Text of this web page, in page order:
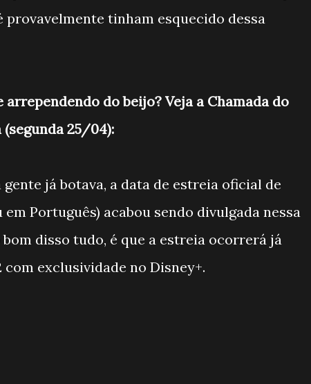
tinham esquecido dessa
arrependendo do beijo? Veja a Chamada do
25/04):
já botava, a data de estreia oficial de
em Português) acabou sendo divulgada nessa
disso tudo, é que a estreia ocorrerá já
com exclusividade no Disney+.